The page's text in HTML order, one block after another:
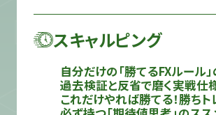
スキャルピング
自分だけの「勝てるFXルール」
過去検証と反省で磨く実戦仕
これだけやれば勝てる！勝ち